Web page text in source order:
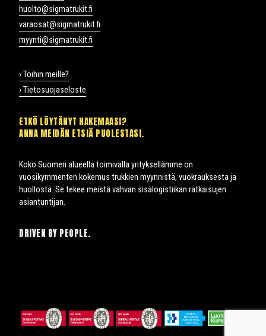
huolto@sigmatrukit.fi
varaosat@sigmatrukit.fi
myynti@sigmatrukit.fi
› Töihin meille?
› Tietosuojaseloste
ETKÖ LÖYTÄNYT HAKEMAASI?
ANNA MEIDÄN ETSIÄ PUOLESTASI.
Koko Suomen alueella toimivalla yrityksellämme on
vuosikymmenten kokemus trukkien myynnistä, vuokrauksesta ja
huollosta. Se tekee meistä vahvan sisälogistiikan ratkaisujen
asiantuntijan.
DRIVEN BY PEOPLE.